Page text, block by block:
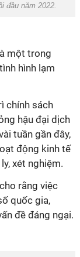
đầu năm 2022.
một trong
hình lạm
chính sách
hậu đại dịch
tuần gần đây,
động kinh tế
xét nghiệm.
rằng việc
quốc gia,
đề đáng ngại.